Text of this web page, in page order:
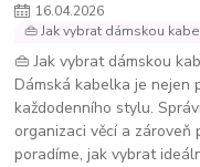
16.04.2026
👜 Jak vybrat dámskou
👜 Jak vybrat dámskou
Dámská kabelka je nejen
každodenního stylu.
organizaci věcí a
poradíme, jak vybrat